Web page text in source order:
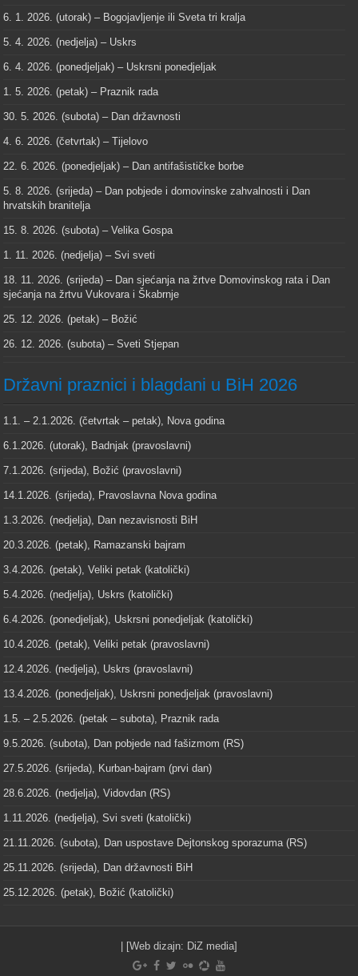
6. 1. 2026. (utorak) – Bogojavljenje ili Sveta tri kralja
5. 4. 2026. (nedjelja) – Uskrs
6. 4. 2026. (ponedjeljak) – Uskrsni ponedjeljak
1. 5. 2026. (petak) – Praznik rada
30. 5. 2026. (subota) – Dan državnosti
4. 6. 2026. (četvrtak) – Tijelovo
22. 6. 2026. (ponedjeljak) – Dan antifašističke borbe
5. 8. 2026. (srijeda) – Dan pobjede i domovinske zahvalnosti i Dan
hrvatskih branitelja
15. 8. 2026. (subota) – Velika Gospa
1. 11. 2026. (nedjelja) – Svi sveti
18. 11. 2026. (srijeda) – Dan sjećanja na žrtve Domovinskog rata i Dan
sjećanja na žrtvu Vukovara i Škabrnje
25. 12. 2026. (petak) – Božić
26. 12. 2026. (subota) – Sveti Stjepan
Državni praznici i blagdani u BiH 2026
1.1. – 2.1.2026. (četvrtak – petak), Nova godina
6.1.2026. (utorak), Badnjak (pravoslavni)
7.1.2026. (srijeda), Božić (pravoslavni)
14.1.2026. (srijeda), Pravoslavna Nova godina
1.3.2026. (nedjelja), Dan nezavisnosti BiH
20.3.2026. (petak), Ramazanski bajram
3.4.2026. (petak), Veliki petak (katolički)
5.4.2026. (nedjelja), Uskrs (katolički)
6.4.2026. (ponedjeljak), Uskrsni ponedjeljak (katolički)
10.4.2026. (petak), Veliki petak (pravoslavni)
12.4.2026. (nedjelja), Uskrs (pravoslavni)
13.4.2026. (ponedjeljak), Uskrsni ponedjeljak (pravoslavni)
1.5. – 2.5.2026. (petak – subota), Praznik rada
9.5.2026. (subota), Dan pobjede nad fašizmom (RS)
27.5.2026. (srijeda), Kurban-bajram (prvi dan)
28.6.2026. (nedjelja), Vidovdan (RS)
1.11.2026. (nedjelja), Svi sveti (katolički)
21.11.2026. (subota), Dan uspostave Dejtonskog sporazuma (RS)
25.11.2026. (srijeda), Dan državnosti BiH
25.12.2026. (petak), Božić (katolički)
| [Web dizajn: DiZ media]